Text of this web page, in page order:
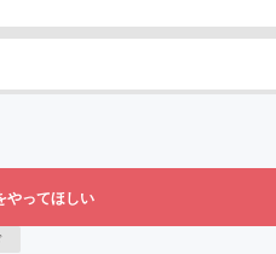
やってほしい